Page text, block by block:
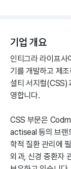
기업 개요
인티그라 라이프사
기를 개발하고 제
셜티 서지컬(CSS)
영합니다.
CSS 부문은
actiseal 등의 브랜
학적 질환 관리에
외과, 신경 중환자